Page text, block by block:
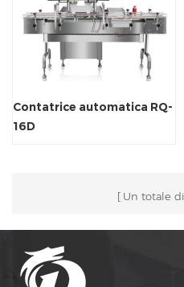
Contatrice automatica RQ-
16D
Un totale di